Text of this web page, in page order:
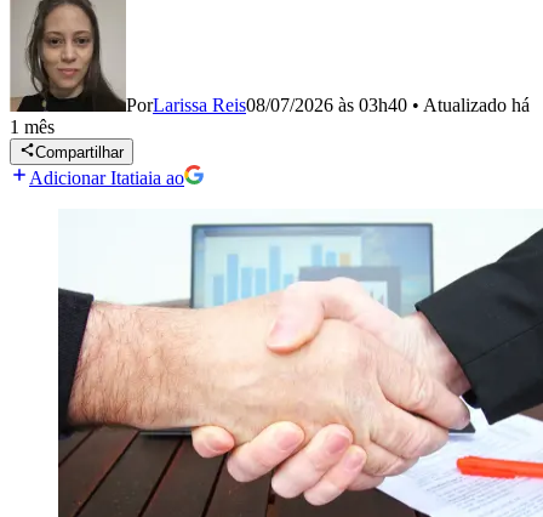
PorLarissa Reis08/07/2026 às 03h40 • Atualizado há
1 mês
Compartilhar
Adicionar Itatiaia ao